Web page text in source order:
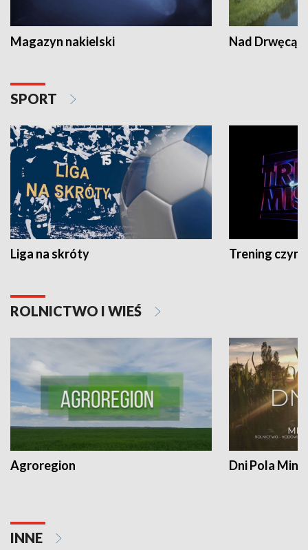
Magazyn nakielski Nad Drwęcą
SPORT
Liga na skróty Trening czyni
ROLNICTWO I WIEŚ
Agroregion Dni Pola
INNE